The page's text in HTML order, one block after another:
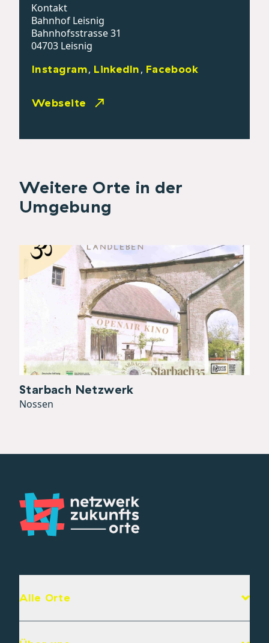
Kontakt
Bahnhof Leisnig
Bahnhofsstrasse 31
04703 Leisnig
Instagram, LinkedIn, Facebook
Webseite
Weitere Orte in der
Umgebung
Starbach Netzwerk
Nossen
Alle Orte